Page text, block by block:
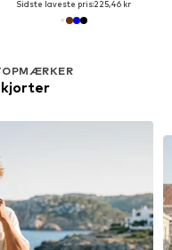
Sidste laveste pris:225,46 kr